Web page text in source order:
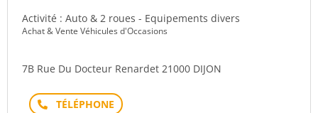
Activité : Auto & 2 roues - Equipements divers
Achat & Vente Véhicules d'Occasions
7B Rue Du Docteur Renardet 21000 DIJON
Téléphone